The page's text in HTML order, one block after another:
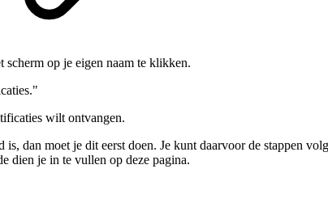
scherm op je eigen naam te klikken.
wilt ontvangen.
is, dan moet je dit eerst doen. Je kunt daarvoor de stappen
dien je in te vullen op deze pagina.